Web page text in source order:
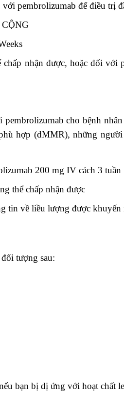
pembrolizumab để điều trị
nhận được, hoặc đối với
cho bệnh
hợp (dMMR), những
200 mg IV cách 3 tuần
thể chấp nhận được
tin về liều lượng được khuyến
tượng sau:
bạn bị dị ứng với hoạt chất